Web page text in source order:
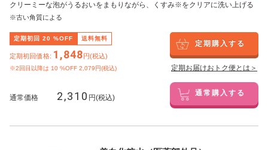
クリーミーな泡がうるおいをまもりながら、くすみ※をクリアに洗い上げる
※古い角質による
定期初回 20 %OFF 送料無料
定期初回価格: 1,848円(税込)
※2回目以降は 10 %OFF 2,079円(税込)
定期購入する
定期お届けおトク便とは＞
通常価格 2,310 円(税込) 通常購入する